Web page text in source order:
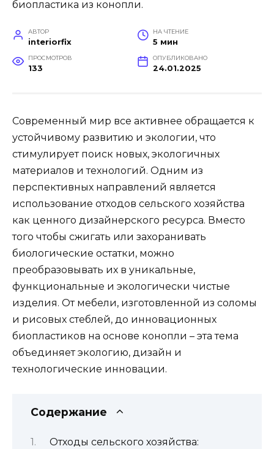
АВТОР
interiorfix
НА ЧТЕНИЕ
5 мин
ПРОСМОТРОВ
133
ОПУБЛИКОВАНО
24.01.2025
Современный мир все активнее обращается к
устойчивому развитию и экологии, что
стимулирует поиск новых, экологичных
материалов и технологий. Одним из
перспективных направлений является
использование отходов сельского хозяйства
как ценного дизайнерского ресурса. Вместо
того чтобы сжигать или захоранивать
биологические остатки, можно
преобразовывать их в уникальные,
функциональные и экологически чистые
изделия. От мебели, изготовленной из соломы
и рисовых стеблей, до инновационных
биопластиков на основе конопли – эта тема
объединяет экологию, дизайн и
технологические инновации.
Содержание
Отходы сельского хозяйства: